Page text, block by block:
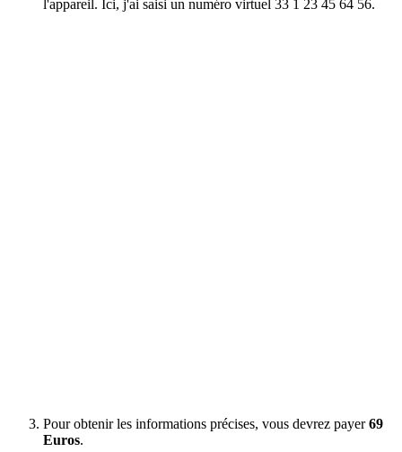
l'appareil. Ici, j'ai saisi un numéro virtuel 33 1 23 45 64 56.
Pour obtenir les informations précises, vous devrez payer69
Euros.